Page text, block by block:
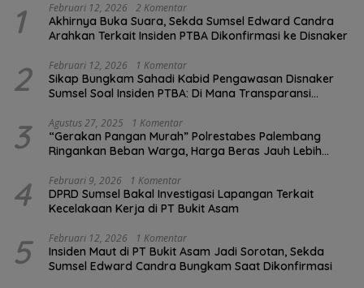
1 Februari 12, 2026 2 Komentar
Akhirnya Buka Suara, Sekda Sumsel Edward Candra
Arahkan Terkait Insiden PTBA Dikonfirmasi ke Disnaker
2 Februari 12, 2026 1 Komentar
Sikap Bungkam Sahadi Kabid Pengawasan Disnaker
Sumsel Soal Insiden PTBA: Di Mana Transparansi
3 Agustus 27, 2025 1 Komentar
“Gerakan Pangan Murah” Polrestabes Palembang
Ringankan Beban Warga, Harga Beras Jauh Lebih
4 Februari 9, 2026 1 Komentar
DPRD Sumsel Bakal Investigasi Lapangan Terkait
Kecelakaan Kerja di PT Bukit Asam
5 Februari 12, 2026 1 Komentar
Insiden Maut di PT Bukit Asam Jadi Sorotan, Sekda
Sumsel Edward Candra Bungkam Saat Dikonfirmasi